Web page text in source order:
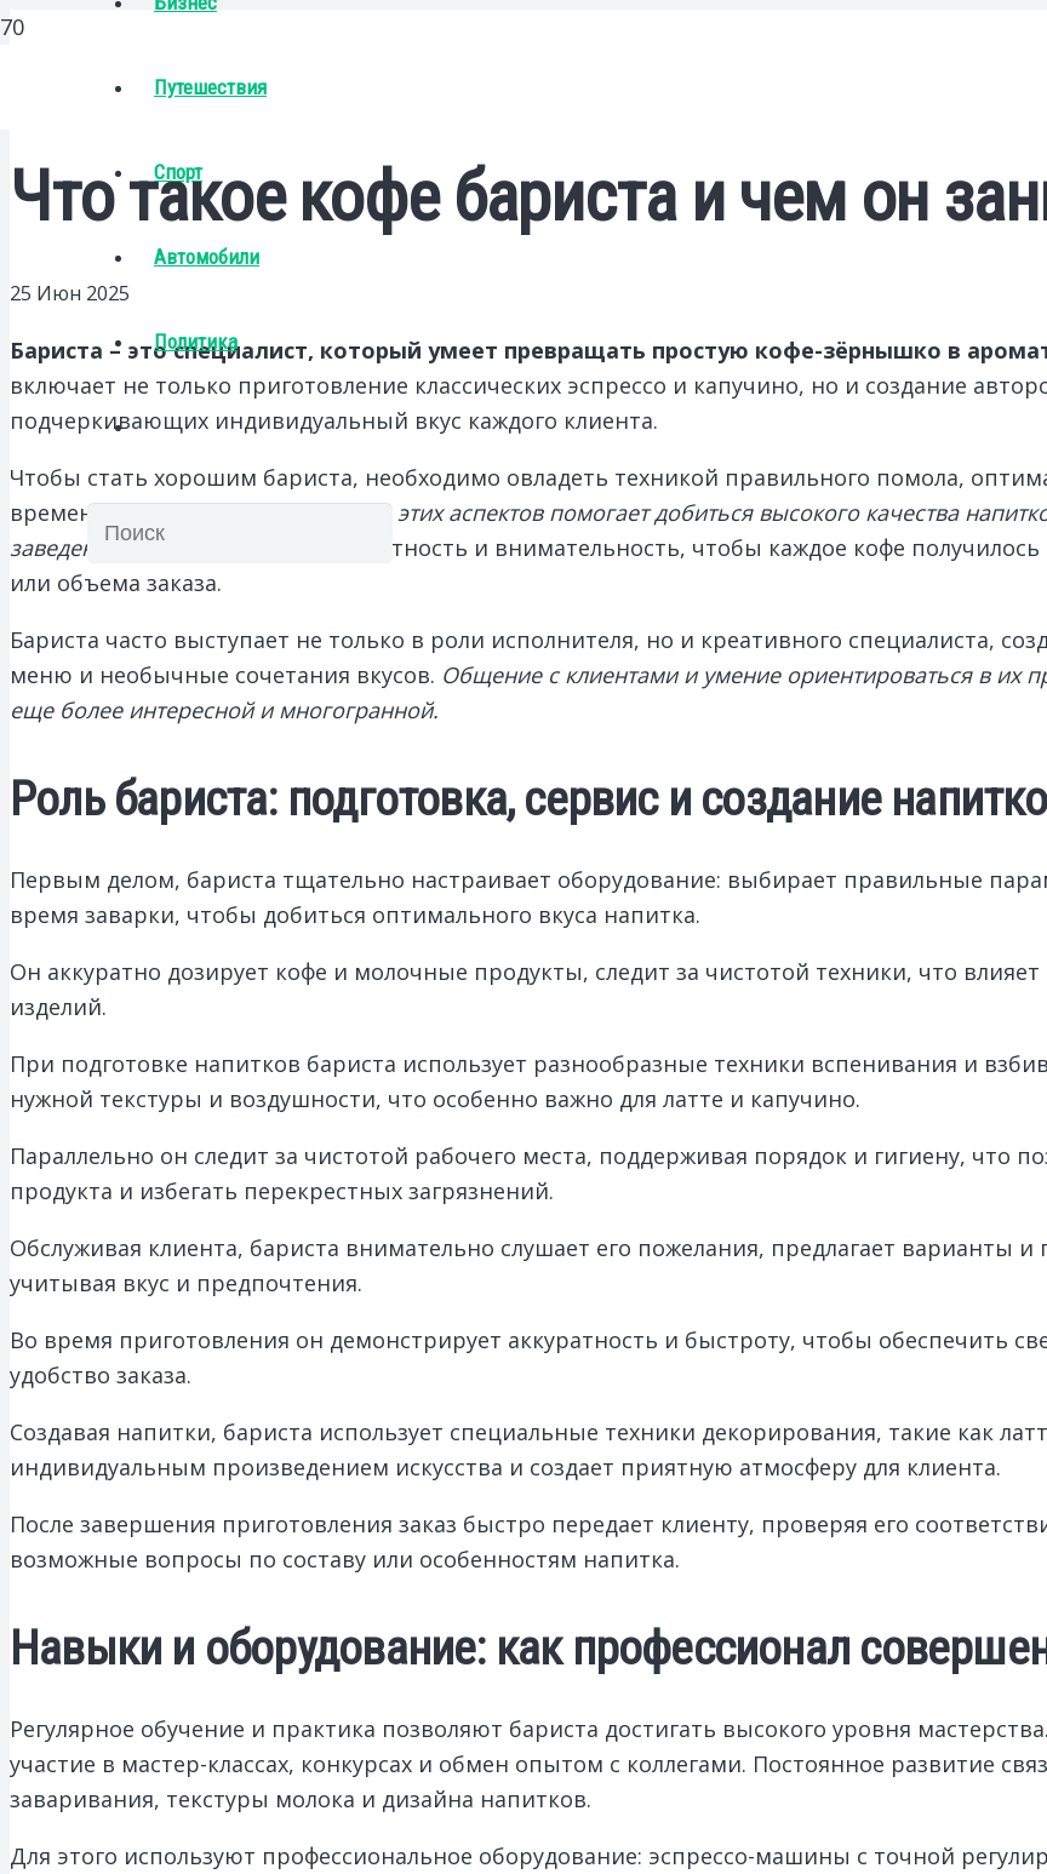
Путешествия
Спорт
Автомобили
Политика
Что такое кофе бариста и чем он
25 Июн 2025
Бариста – это специалист, который умеет превращать простую кофе-зёрнышко в
включает не только приготовление классических эспрессо и капучино, но и создание
подчеркивающих индивидуальный вкус каждого клиента.
Чтобы стать хорошим бариста, необходимо овладеть техникой правильного помола,
времени заваривания.Понимание этих аспектов помогает добиться высокого качества
заведения.При этом важна аккуратность и внимательность, чтобы каждое кофе
или объема заказа.
Бариста часто выступает не только в роли исполнителя, но и креативного специалиста,
меню и необычные сочетания вкусов. Общение с клиентами и умение ориентироваться в их
еще более интересной и многогранной.
Роль бариста: подготовка, сервис и создание
Первым делом, бариста тщательно настраивает оборудование: выбирает правильные
время заварки, чтобы добиться оптимального вкуса напитка.
Он аккуратно дозирует кофе и молочные продукты, следит за чистотой техники, что
изделий.
При подготовке напитков бариста использует разнообразные техники вспенивания и
нужной текстуры и воздушности, что особенно важно для латте и капучино.
Параллельно он следит за чистотой рабочего места, поддерживая порядок и гигиену, что
продукта и избегать перекрестных загрязнений.
Обслуживая клиента, бариста внимательно слушает его пожелания, предлагает варианты
учитывая вкус и предпочтения.
Во время приготовления он демонстрирует аккуратность и быстроту, чтобы обеспечить
удобство заказа.
Создавая напитки, бариста использует специальные техники декорирования, такие как
индивидуальным произведением искусства и создает приятную атмосферу для клиента.
После завершения приготовления заказ быстро передает клиенту, проверяя его
возможные вопросы по составу или особенностям напитка.
Навыки и оборудование: как профессионал
Регулярное обучение и практика позволяют бариста достигать высокого уровня
участие в мастер-классах, конкурсах и обмен опытом с коллегами. Постоянное развитие
заваривания, текстуры молока и дизайна напитков.
Для этого используют профессиональное оборудование: эспрессо-машины с точной